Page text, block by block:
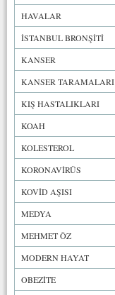
HAVALAR
İSTANBUL BRONŞİTİ
KANSER
KANSER TARAMALARI
KIŞ HASTALIKLARI
KOAH
KOLESTEROL
KORONAVİRÜS
KOVİD AŞISI
MEDYA
MEHMET ÖZ
MODERN HAYAT
OBEZİTE